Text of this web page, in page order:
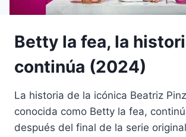
Betty la fea, la
continúa (2024)
La historia de la icónica Beatriz
conocida como Betty la fea,
después del final de la serie